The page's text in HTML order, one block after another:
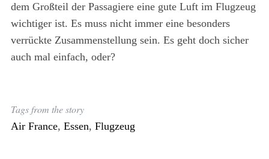
dem Großteil der Passagiere eine gute Luft im Flugzeug
wichtiger ist. Es muss nicht immer eine besonders
verrückte Zusammenstellung sein. Es geht doch sicher
auch mal einfach, oder?
Tags from the story
Air France, Essen, Flugzeug